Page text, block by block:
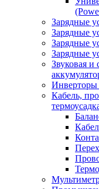
Зарядные
Зарядные
Зарядные
Зарядные
Звуковая и
Инверторы
Кабель,